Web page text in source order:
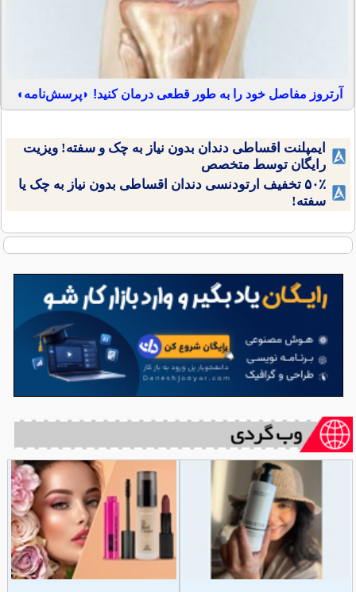
آرتروز مفاصل خود را به طور قطعی درمان کنید! ◗پرسش‌نامه◖
ایمپلنت اقساطی دندان بدون نیاز به چک و سفته! ویزیت
رایگان توسط متخصص
۵۰٪ تخفیف ارتودنسی دندان اقساطی بدون نیاز به چک یا
سفته!